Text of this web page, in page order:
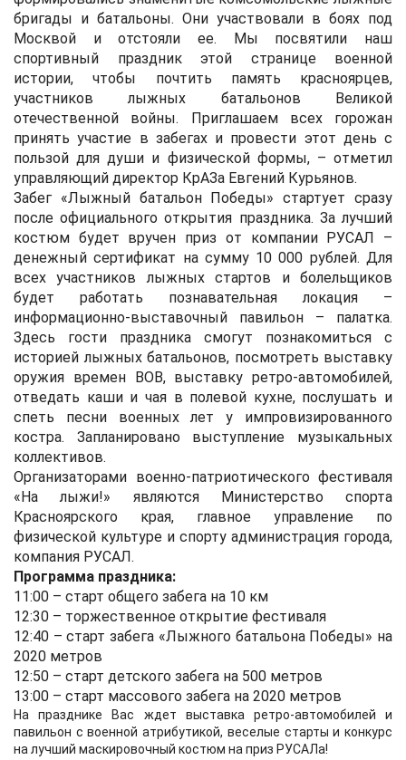
бригады и батальоны. Они участвовали в боях под
Москвой и отстояли ее. Мы посвятили наш
спортивный праздник этой странице военной
истории, чтобы почтить память красноярцев,
участников лыжных батальонов Великой
отечественной войны. Приглашаем всех горожан
принять участие в забегах и провести этот день с
пользой для души и физической формы, – отметил
управляющий директор КрАЗа Евгений Курьянов.
Забег «Лыжный батальон Победы» стартует сразу
после официального открытия праздника. За лучший
костюм будет вручен приз от компании РУСАЛ –
денежный сертификат на сумму 10 000 рублей. Для
всех участников лыжных стартов и болельщиков
будет работать познавательная локация –
информационно-выставочный павильон – палатка.
Здесь гости праздника смогут познакомиться с
историей лыжных батальонов, посмотреть выставку
оружия времен ВОВ, выставку ретро-автомобилей,
отведать каши и чая в полевой кухне, послушать и
спеть песни военных лет у импровизированного
костра. Запланировано выступление музыкальных
коллективов.
Организаторами военно-патриотического фестиваля
«На лыжи!» являются Министерство спорта
Красноярского края, главное управление по
физической культуре и спорту администрация города,
компания РУСАЛ.
Программа праздника:
11:00 – старт общего забега на 10 км
12:30 – торжественное открытие фестиваля
12:40 – старт забега «Лыжного батальона Победы» на
2020 метров
12:50 – старт детского забега на 500 метров
13:00 – старт массового забега на 2020 метров
На празднике Вас ждет выставка ретро-автомобилей и
павильон с военной атрибутикой, веселые старты и конкурс
на лучший маскировочный костюм на приз РУСАЛа!